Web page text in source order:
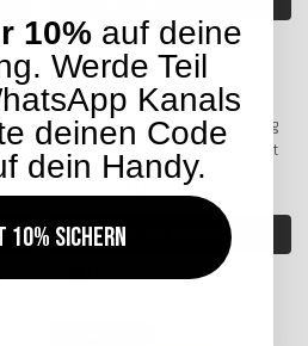
Lieferzeit: ca. 14 Werktage
H.O.C.K. Nalou Hocker Cube eckig
45x45x45cm schwarz gemustert
103,99 €
In den Warenkorb
Lieferzeit: ca. 14 Werktage
10% auf deine
Werde Teil
Kanals
deinen Code
dein Handy.
sichern